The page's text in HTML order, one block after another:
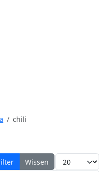
chili
Wissen Toon #